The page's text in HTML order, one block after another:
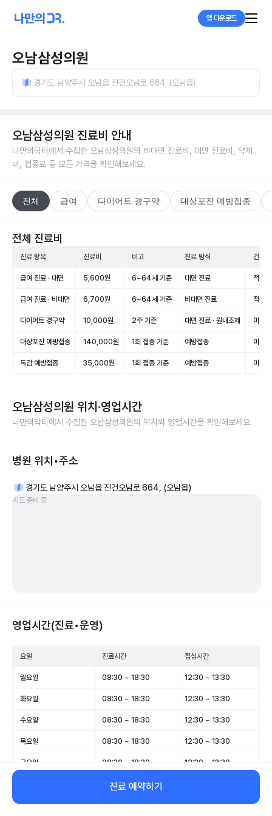
앱 다운로드
오남삼성의원
경기도 남양주시 오남읍 진건오남로 664, (오남읍)
오남삼성의원 진료비 안내
나만의닥터에서 수집한 오남삼성의원의 비대면 진료비, 대면 진료비, 약제
비, 접종료 등 모든 가격을 확인해보세요.
전체 급여 다이어트 경구약 대상포진 예방접종
전체 진료비
진료 항목 진료비 비고 진료 방식 건강
급여 진료 · 대면 5,600원 6~64세 기준 대면 진료 적용(
급여 진료 · 비대면 6,700원 6~64세 기준 비대면 진료 적용(
다이어트 경구약 10,000원 2주 기준 대면 진료 · 원내조제 미적
대상포진 예방접종 140,000원 1회 접종 기준 예방접종 미적
독감 예방접종 35,000원 1회 접종 기준 예방접종 미적
오남삼성의원 위치·영업시간
나만의닥터에서 수집한 오남삼성의원의 위치와 영업시간을 확인해보세요.
병원 위치•주소
경기도 남양주시 오남읍 진건오남로 664, (오남읍)
지도 준비 중
영업시간(진료•운영)
요일 진료시간 점심시간
월요일 08:30 ~ 18:30 12:30 ~ 13:30
화요일 08:30 ~ 18:30 12:30 ~ 13:30
수요일 08:30 ~ 18:30 12:30 ~ 13:30
목요일 08:30 ~ 18:30 12:30 ~ 13:30
금요일 08:30 ~ 18:30 12:30 ~ 13:30
08:30 ~ 13:00
일요일 휴무 -
진료 예약하기